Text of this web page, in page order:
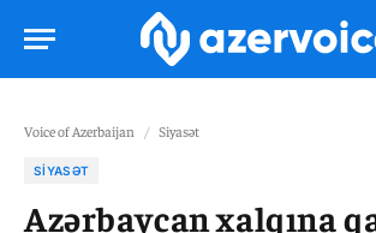
Voice of Azerbaijan / Siyasət
SIYASƏT
Azərbaycan xalqına